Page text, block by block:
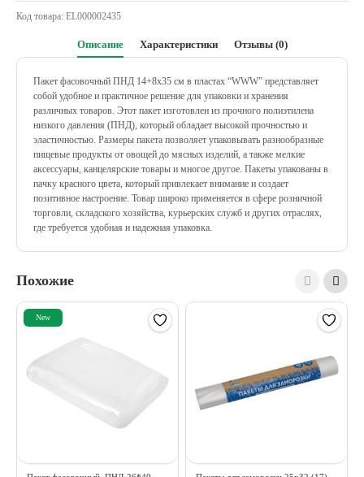
Код товара: EL000002435
Описание Характеристики Отзывы (0)
Пакет фасовочный ПНД 14+8х35 см в пластах “WWW” представляет
собой удобное и практичное решение для упаковки и хранения
различных товаров. Этот пакет изготовлен из прочного полиэтилена
низкого давления (ПНД), который обладает высокой прочностью и
эластичностью. Размеры пакета позволяет упаковывать разнообразные
пищевые продукты от овощей до мясных изделий, а также мелкие
аксессуары, канцелярские товары и многое другое. Пакеты упакованы в
пачку красного цвета, который привлекает внимание и создает
позитивное настроение. Товар широко применяется в сфере розничной
торговли, складского хозяйства, курьерских служб и других отраслях,
где требуется удобная и надежная упаковка.
Похожие
New